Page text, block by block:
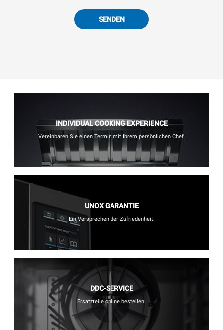
SENDEN
INDIVIDUAL COOKING EXPERIENCE
Vereinbaren Sie einen Termin mit Ihrem persönlichen Chef.
UNOX GARANTIE
Ein Versprechen der Zufriedenheit.
DDC-SERVICE
Ersatzteile online bestellen.